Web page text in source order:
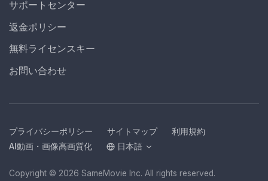
サポートセンター
返金ポリシー
無料ライセンスキー
お問い合わせ
プライバシーポリシー サイトマップ
利用規約
AI動画・画像高画質化
日本語
Copyright © 2026 SameMovie Inc. All rights reserved.